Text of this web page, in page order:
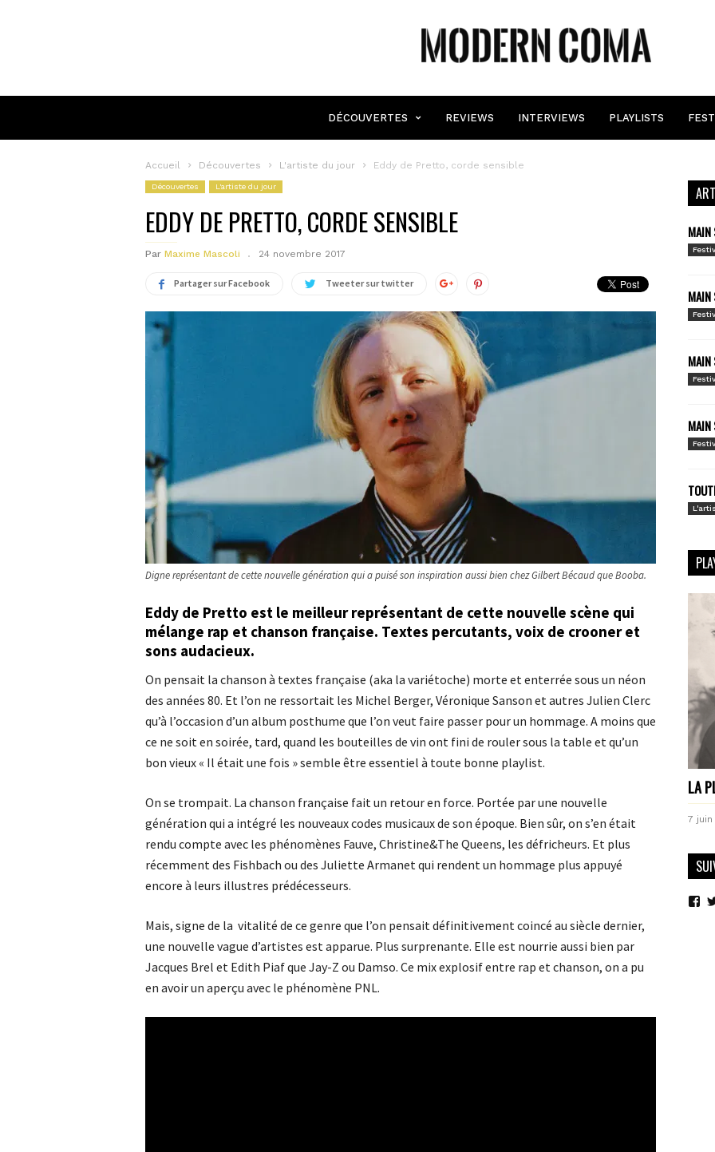
DÉCOUVERTES REVIEWS INTERVIEWS PLAYLISTS
Accueil Découvertes L'artiste du jour Eddy de Pretto, corde sensible
Découvertes L'artiste du jour
EDDY DE PRETTO, CORDE SENSIBLE
Par Maxime Mascoli 24 novembre 2017
Partager sur Facebook Tweeter sur twitter
Digne représentant de cette nouvelle génération qui a puisé son inspiration aussi bien chez Gilbert Bécaud que Booba.
Eddy de Pretto est le meilleur représentant de cette nouvelle scène qui
mélange rap et chanson française. Textes percutants, voix de crooner et
sons audacieux.
On pensait la chanson à textes française (aka la variétoche) morte et enterrée sous un néon
des années 80. Et l’on ne ressortait les Michel Berger, Véronique Sanson et autres Julien Clerc
qu’à l’occasion d’un album posthume que l’on veut faire passer pour un hommage. A moins que
ce ne soit en soirée, tard, quand les bouteilles de vin ont fini de rouler sous la table et qu’un
bon vieux « Il était une fois » semble être essentiel à toute bonne playlist.
On se trompait. La chanson française fait un retour en force. Portée par une nouvelle
génération qui a intégré les nouveaux codes musicaux de son époque. Bien sûr, on s’en était
rendu compte avec les phénomènes Fauve, Christine&The Queens, les défricheurs. Et plus
récemment des Fishbach ou des Juliette Armanet qui rendent un hommage plus appuyé
encore à leurs illustres prédécesseurs.
Mais, signe de la vitalité de ce genre que l’on pensait définitivement coincé au siècle dernier,
une nouvelle vague d’artistes est apparue. Plus surprenante. Elle est nourrie aussi bien par
Jacques Brel et Edith Piaf que Jay-Z ou Damso. Ce mix explosif entre rap et chanson, on a pu
en avoir un aperçu avec le phénomène PNL.
MAIN
MAIN
MAIN
MAIN
LA
7 juin